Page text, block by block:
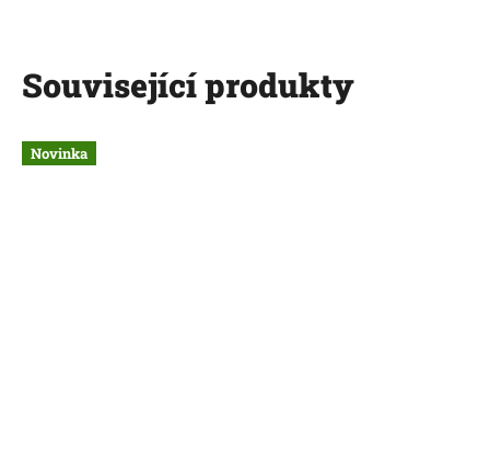
Související produkty
Novinka